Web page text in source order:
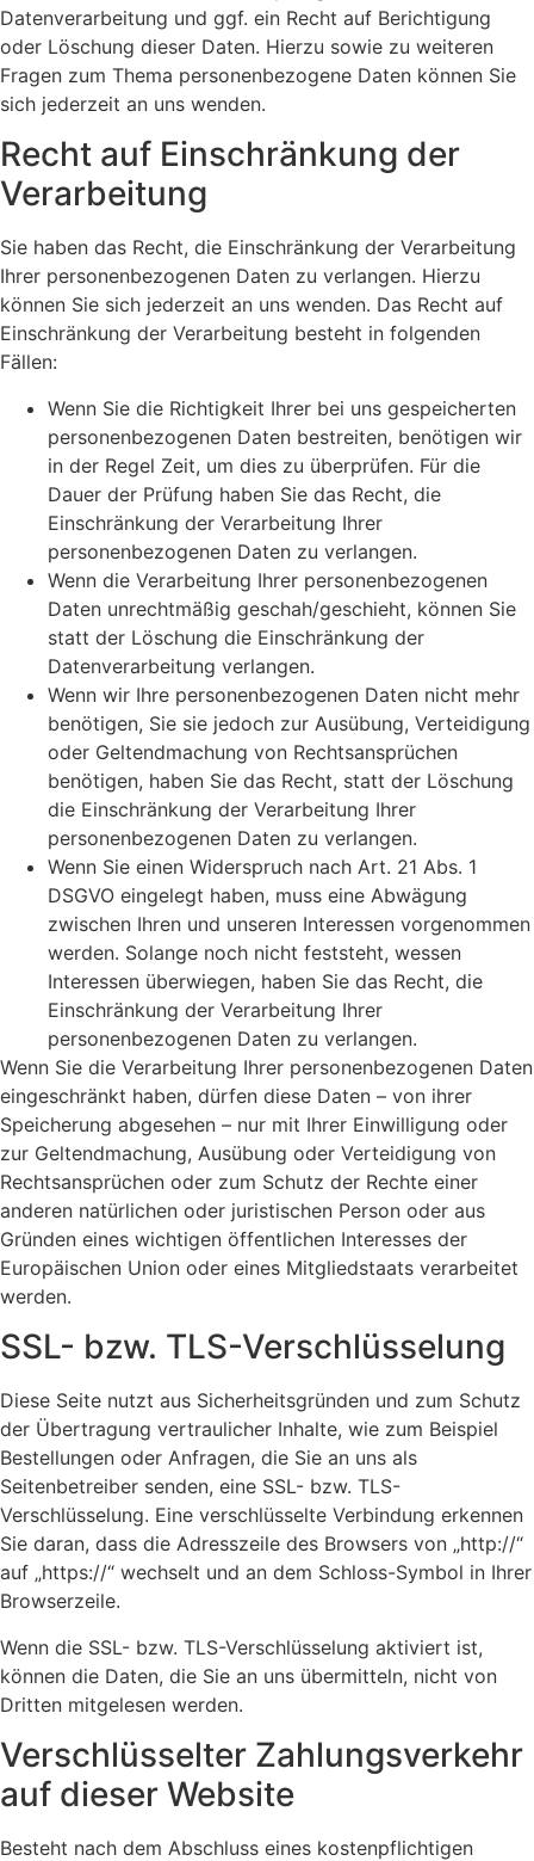
Datenverarbeitung und ggf. ein Recht auf Berichtigung
oder Löschung dieser Daten. Hierzu sowie zu weiteren
Fragen zum Thema personenbezogene Daten können Sie
sich jederzeit an uns wenden.
Recht auf Einschränkung der
Verarbeitung
Sie haben das Recht, die Einschränkung der Verarbeitung
Ihrer personenbezogenen Daten zu verlangen. Hierzu
können Sie sich jederzeit an uns wenden. Das Recht auf
Einschränkung der Verarbeitung besteht in folgenden
Fällen:
Wenn Sie die Richtigkeit Ihrer bei uns gespeicherten
personenbezogenen Daten bestreiten, benötigen wir
in der Regel Zeit, um dies zu überprüfen. Für die
Dauer der Prüfung haben Sie das Recht, die
Einschränkung der Verarbeitung Ihrer
personenbezogenen Daten zu verlangen.
Wenn die Verarbeitung Ihrer personenbezogenen
Daten unrechtmäßig geschah/geschieht, können Sie
statt der Löschung die Einschränkung der
Datenverarbeitung verlangen.
Wenn wir Ihre personenbezogenen Daten nicht mehr
benötigen, Sie sie jedoch zur Ausübung, Verteidigung
oder Geltendmachung von Rechtsansprüchen
benötigen, haben Sie das Recht, statt der Löschung
die Einschränkung der Verarbeitung Ihrer
personenbezogenen Daten zu verlangen.
Wenn Sie einen Widerspruch nach Art. 21 Abs. 1
DSGVO eingelegt haben, muss eine Abwägung
zwischen Ihren und unseren Interessen vorgenommen
werden. Solange noch nicht feststeht, wessen
Interessen überwiegen, haben Sie das Recht, die
Einschränkung der Verarbeitung Ihrer
personenbezogenen Daten zu verlangen.
Wenn Sie die Verarbeitung Ihrer personenbezogenen Daten
eingeschränkt haben, dürfen diese Daten – von ihrer
Speicherung abgesehen – nur mit Ihrer Einwilligung oder
zur Geltendmachung, Ausübung oder Verteidigung von
Rechtsansprüchen oder zum Schutz der Rechte einer
anderen natürlichen oder juristischen Person oder aus
Gründen eines wichtigen öffentlichen Interesses der
Europäischen Union oder eines Mitgliedstaats verarbeitet
werden.
SSL- bzw. TLS-Verschlüsselung
Diese Seite nutzt aus Sicherheitsgründen und zum Schutz
der Übertragung vertraulicher Inhalte, wie zum Beispiel
Bestellungen oder Anfragen, die Sie an uns als
Seitenbetreiber senden, eine SSL- bzw. TLS-
Verschlüsselung. Eine verschlüsselte Verbindung erkennen
Sie daran, dass die Adresszeile des Browsers von „http://“
auf „https://“ wechselt und an dem Schloss-Symbol in Ihrer
Browserzeile.
Wenn die SSL- bzw. TLS-Verschlüsselung aktiviert ist,
können die Daten, die Sie an uns übermitteln, nicht von
Dritten mitgelesen werden.
Verschlüsselter Zahlungsverkehr
auf dieser Website
Besteht nach dem Abschluss eines kostenpflichtigen